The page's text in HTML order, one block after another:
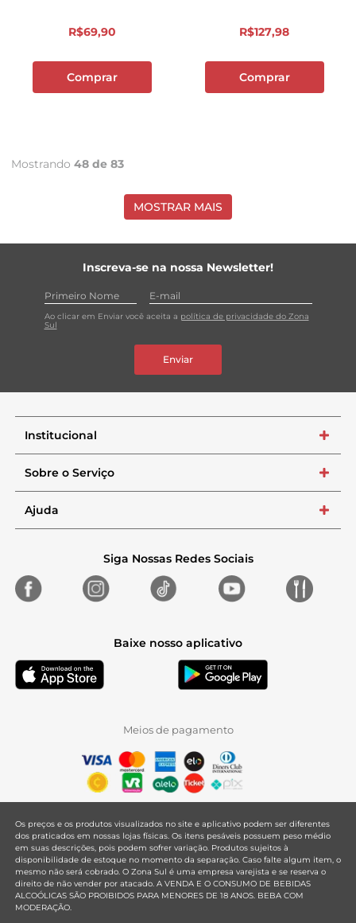
R$69,90
Comprar
R$127,98
Comprar
Mostrando 48 de 83
MOSTRAR MAIS
Inscreva-se na nossa Newsletter!
Ao clicar em Enviar você aceita a política de privacidade do Zona
Sul
Enviar
Institucional +
Sobre o Serviço +
Ajuda +
Siga Nossas Redes Sociais
Baixe nosso aplicativo
Meios de pagamento
Os preços e os produtos visualizados no site e aplicativo podem ser diferentes
dos praticados em nossas lojas físicas. Os itens pesáveis possuem peso médio
em suas descrições, pois podem sofrer variação. Produtos sujeitos à
disponibilidade de estoque no momento da separação. Caso falte algum item, o
mesmo não será cobrado. O Zona Sul é uma empresa varejista e se reserva o
direito de não vender por atacado. A VENDA E O CONSUMO DE BEBIDAS
ALCOÓLICAS SÃO PROIBIDOS PARA MENORES DE 18 ANOS. BEBA COM
MODERAÇÃO.